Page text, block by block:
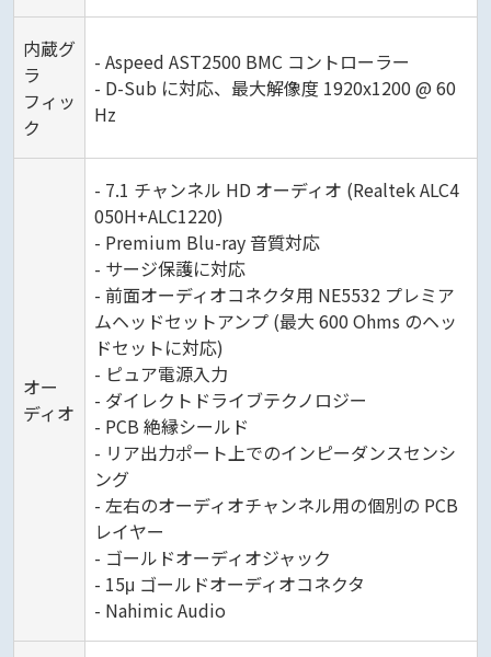
内蔵グ
ラ
フィッ
ク
- Aspeed AST2500 BMC コントローラー
- D-Sub に対応、最大解像度 1920x1200 @ 60
Hz
オー
ディオ
- 7.1 チャンネル HD オーディオ (Realtek ALC4
050H+ALC1220)
- Premium Blu-ray 音質対応
- サージ保護に対応
- 前面オーディオコネクタ用 NE5532 プレミア
ムヘッドセットアンプ (最大 600 Ohms のヘッ
ドセットに対応)
- ピュア電源入力
- ダイレクトドライブテクノロジー
- PCB 絶縁シールド
- リア出力ポート上でのインピーダンスセンシ
ング
- 左右のオーディオチャンネル用の個別の PCB
レイヤー
- ゴールドオーディオジャック
- 15μ ゴールドオーディオコネクタ
- Nahimic Audio